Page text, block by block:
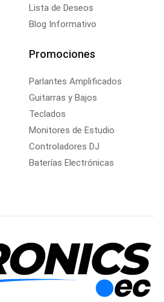
Lista de Deseos
Blog Informativo
Promociones
Parlantes Amplificados
Guitarras y Bajos
Teclados
Monitores de Estudio
Controladores DJ
Baterías Electrónicas